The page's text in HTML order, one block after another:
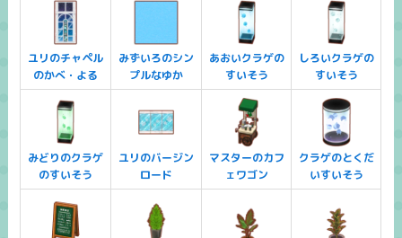
ユリのチャペル
のかべ・よる
みずいろのシン
プルなゆか
あおいクラゲの
すいそう
しろいクラゲの
すいそう
みどりのクラゲ
のすいそう
ユリのバージン
ロード
マスターのカフ
ェワゴン
クラゲのとくだ
いすいそう